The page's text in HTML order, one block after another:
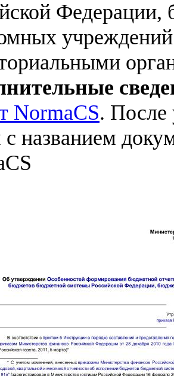
NormaCS. После
названием